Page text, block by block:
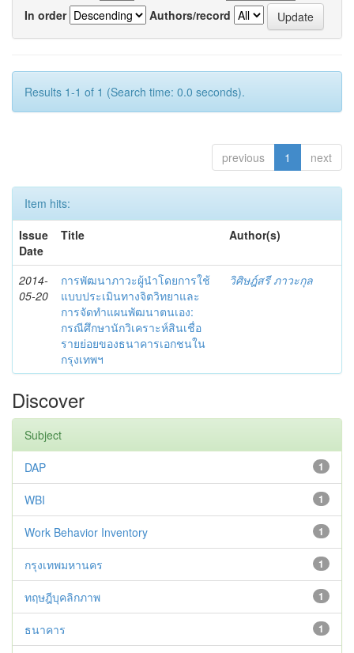
In order
Authors/record
Results 1-1 of 1 (Search time: 0.0 seconds).
previous 1 next
Item hits:
Issue
Date
Title Author(s)
2014-
05-20
การพัฒนาภาวะผู้นำโดยการใช้
แบบประเมินทางจิตวิทยาและ
การจัดทำแผนพัฒนาตนเอง:
กรณีศึกษานักวิเคราะห์สินเชื่อ
รายย่อยของธนาคารเอกชนใน
กรุงเทพฯ
วิศิษฎ์สรี ภาวะกุล
Discover
Subject
1
DAP
1
WBI
1
Work Behavior Inventory
1
กรุงเทพมหานคร
1
ทฤษฎีบุคลิกภาพ
1
ธนาคาร